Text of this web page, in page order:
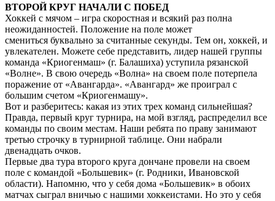
ВТОРОЙ КРУГ НАЧАЛИ С ПОБЕД
Хоккей с мячом – игра скоростная и всякий раз полна
неожиданностей. Положение на поле может
смениться буквально за считанные секунды. Тем он, хоккей, и
увлекателен. Можете себе представить, лидер нашей группы
команда «Криогенмаш» (г. Балашиха) уступила рязанской
«Волне». В свою очередь «Волна» на своем поле потерпела
поражение от «Авангарда». «Авангард» же проиграл с
большим счетом «Криогенмашу».
Вот и разберитесь: какая из этих трех команд сильнейшая?
Правда, первый круг турнира, на мой взгляд, распределил все
команды по своим местам. Наши ребята по праву занимают
третью строчку в турнирной таблице. Они набрали
двенадцать очков.
Первые два тура второго круга дончане провели на своем
поле с командой «Большевик» (г. Родники, Ивановской
области). Напомню, что у себя дома «Большевик» в обоих
матчах сыграл вничью с нашими хоккеистами. Но это у себя